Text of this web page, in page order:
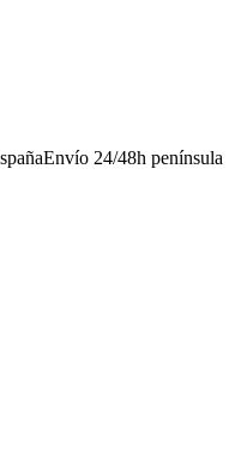
Envío 24/48h península